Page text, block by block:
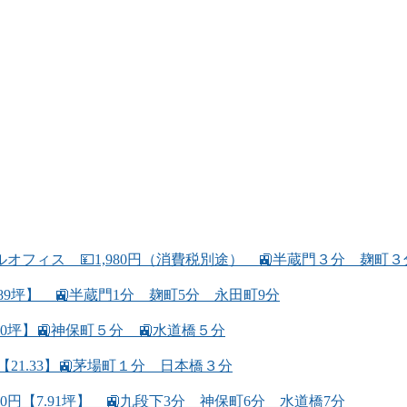
オフィス 💴1,980円（消費税別途） 🚉半蔵門３分 麹町
坪】 🚉半蔵門1分 麹町5分 永田町9分
坪】🚉神保町５分 🚉水道橋５分
21.33】🚉茅場町１分 日本橋３分
円【7.91坪】 🚉九段下3分 神保町6分 水道橋7分